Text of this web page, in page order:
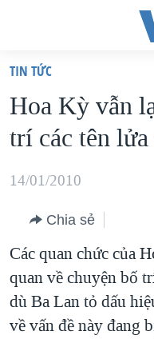
truy
cập
Tới
dung
chính
điều
hướng
chính
Đi
VIỆT NAM
HOA KỲ
BIỂN ĐÔNG
BLOG
DIỄN ĐÀN
MỤC
TỰ DO BÁO CHÍ
CHUYÊN ĐỀ
TIN TỨC
Hoa Kỳ vẫn
trí các tên
14/01/2010
Chia sẻ
Các quan chức của
quan về chuyện bố
dù Ba Lan tỏ dấu
về vấn đề này đang